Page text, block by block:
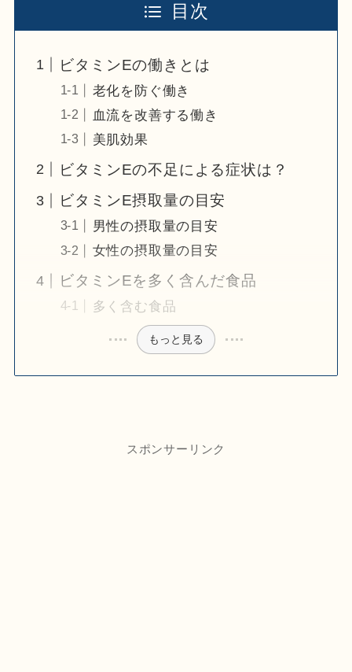
目次
ビタミンEの働きとは
老化を防ぐ働き
血流を改善する働き
美肌効果
ビタミンEの不足による症状は？
ビタミンE摂取量の目安
男性の摂取量の目安
女性の摂取量の目安
ビタミンEを多く含んだ食品
多く含む食品
もっと見る
スポンサーリンク